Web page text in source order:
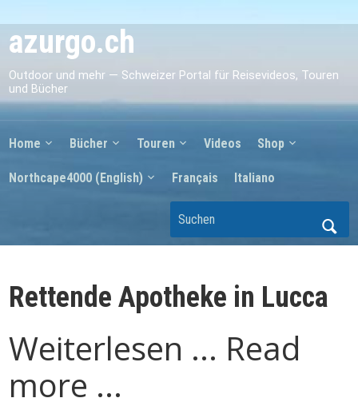
azurgo.ch
Outdoor und mehr — Schweizer Portal für Reisevideos, Touren
und Bücher
Home Bücher Touren Videos Shop
Northcape4000 (English) Français Italiano
Rettende Apotheke in Lucca
Weiterlesen ... Read
more ...